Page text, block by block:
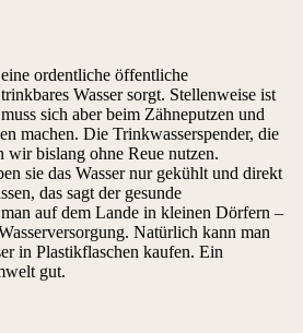
ordentliche öffentliche
Wasser sorgt. Stellenweise ist
sich aber beim Zähneputzen und
machen. Die Trinkwasserspender, die
wir bislang ohne Reue nutzen.
sie das Wasser nur gekühlt und direkt
das sagt der gesunde
auf dem Lande in kleinen Dörfern –
Natürlich kann man
in Plastikflaschen kaufen. Ein
gut.